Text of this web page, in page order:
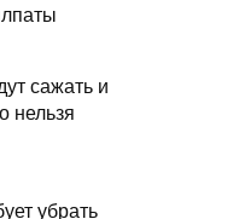
сажать и
нельзя
убрать